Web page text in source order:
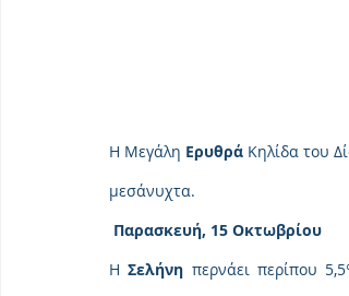
Η Μεγάλη Ερυθρά Κηλίδα του
μεσάνυχτα.
Παρασκευή, 15 Οκτωβρίου
Η Σελήνη περνάει περίπου